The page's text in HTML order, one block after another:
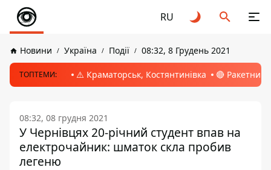
RU
Новини Україна Події 08:32, 8 Грудень 2021
ТОПТЕМИ: ⚠️ Краматорськ, Костянтинівка 🔴 Ракетний
08:32, 08 грудня 2021
У Чернівцях 20-річний студент впав на
електрочайник: шматок скла пробив
легеню